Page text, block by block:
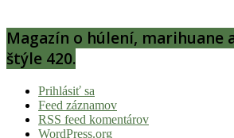
Magazín o húlení, marihuane
štýle 420.
Prihlásiť sa
Feed záznamov
RSS feed komentárov
WordPress.org